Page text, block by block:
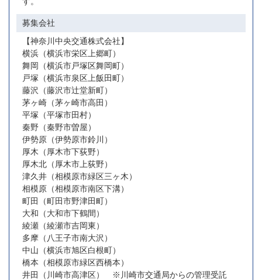
募集会社
【神奈川中央交通株式会社】
横浜（横浜市栄区上郷町）
舞岡（横浜市戸塚区舞岡町）
戸塚（横浜市泉区上飯田町）
藤沢（藤沢市辻堂新町）
茅ヶ崎（茅ヶ崎市高田）
平塚（平塚市田村）
秦野（秦野市曽屋）
伊勢原（伊勢原市鈴川）
厚木（厚木市下荻野）
厚木北（厚木市上荻野）
津久井（相模原市緑区三ヶ木）
相模原（相模原市南区下溝）
町田（町田市野津田町）
大和（大和市下鶴間）
綾瀬（綾瀬市吉岡東）
多摩（八王子市南大沢）
中山（横浜市旭区白根町）
橋本（相模原市緑区西橋本）
井田（川崎市高津区） ※川崎市交通局からの管理受託